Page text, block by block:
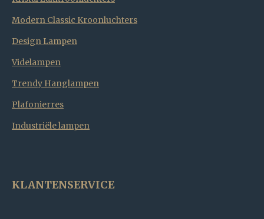
Modern Classic Kroonluchters
Design Lampen
Videlampen
Trendy Hanglampen
Plafonierres
Industriële lampen
KLANTENSERVICE